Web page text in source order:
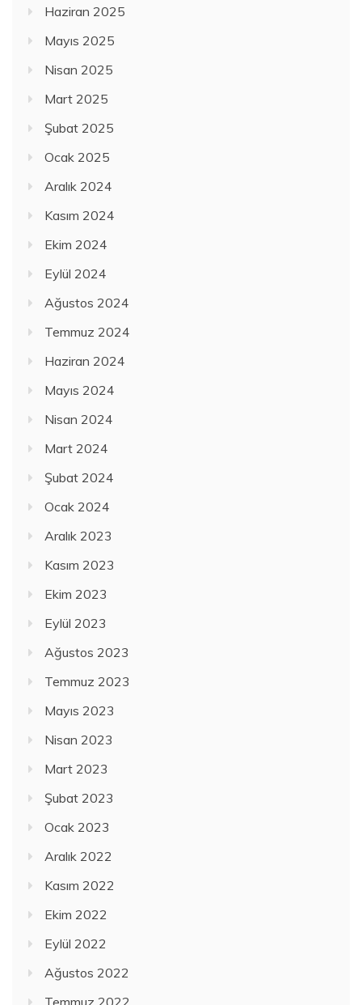
Haziran 2025
Mayıs 2025
Nisan 2025
Mart 2025
Şubat 2025
Ocak 2025
Aralık 2024
Kasım 2024
Ekim 2024
Eylül 2024
Ağustos 2024
Temmuz 2024
Haziran 2024
Mayıs 2024
Nisan 2024
Mart 2024
Şubat 2024
Ocak 2024
Aralık 2023
Kasım 2023
Ekim 2023
Eylül 2023
Ağustos 2023
Temmuz 2023
Mayıs 2023
Nisan 2023
Mart 2023
Şubat 2023
Ocak 2023
Aralık 2022
Kasım 2022
Ekim 2022
Eylül 2022
Ağustos 2022
Temmuz 2022